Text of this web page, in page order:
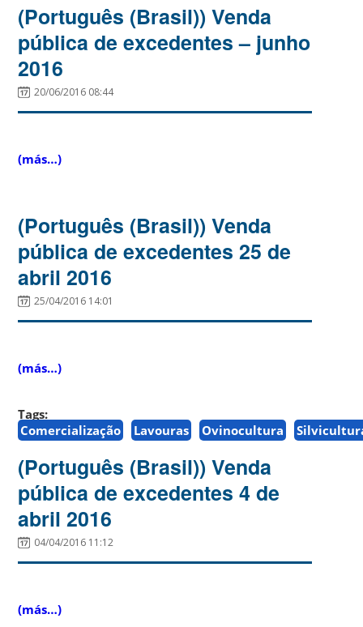
(Português (Brasil)) Venda
pública de excedentes – junho
2016
20/06/2016 08:44
(más…)
(Português (Brasil)) Venda
pública de excedentes 25 de
abril 2016
25/04/2016 14:01
(más…)
Tags:
Comercialização
Lavouras Ovinocultura
(Português (Brasil)) Venda
pública de excedentes 4 de
abril 2016
04/04/2016 11:12
(más…)